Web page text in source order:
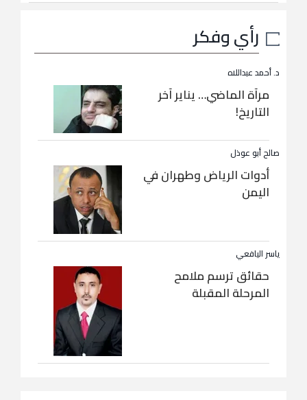
رأي وفكر
د. أحمد عبداللاه
مرآة الماضي… يناير آخر
التاريخ!
صالح أبو عوذل
أدوات الرياض وطهران في
اليمن
ياسر اليافعي
حقائق ترسم ملامح
المرحلة المقبلة